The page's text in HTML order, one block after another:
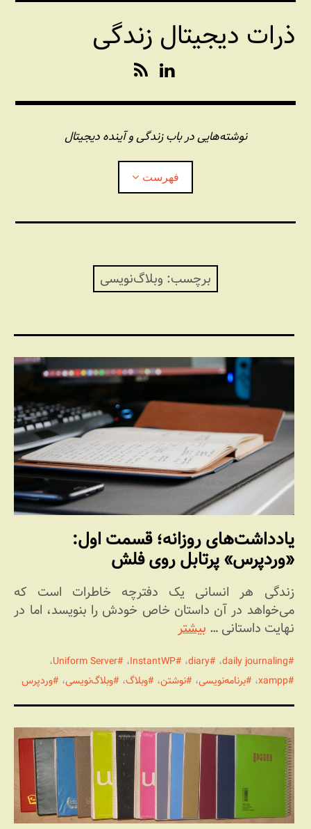
رفتن
محتواذرات دیجیتال زندگی
n
k
e
d
I
n
S
نوشته‌هایی در باب زندگی و آینده دیجیتال
فهرست
برچسب: وبلاگ‌نویسی
یادداشت‌های روزانه؛ قسمت اول:
«وردپرس» پرتابل روی فلش
زندگی هر انسانی یک دفترچه خاطرات است که
می‌خواهد در آن داستان خاص خودش را بنویسد، اما در
نهایت داستانی …بیشتر
daily journaling، diary، InstantWP، Uniform Server،
xampp، برنامه‌نویسی، نوشتن، وبلاگ، وبلاگ‌نویسی، وردپرس